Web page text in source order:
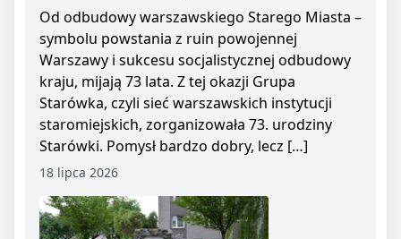
Od odbudowy warszawskiego Starego Miasta –
symbolu powstania z ruin powojennej
Warszawy i sukcesu socjalistycznej odbudowy
kraju, mijają 73 lata. Z tej okazji Grupa
Starówka, czyli sieć warszawskich instytucji
staromiejskich, zorganizowała 73. urodziny
Starówki. Pomysł bardzo dobry, lecz […]
18 lipca 2026